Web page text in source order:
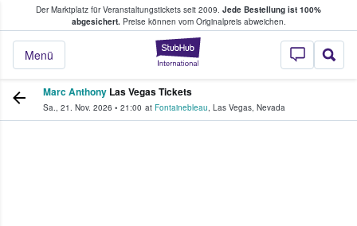
Der Marktplatz für Veranstaltungstickets seit 2009. Jede Bestellung ist 100%
abgesichert.Preise können vom Originalpreis abweichen.
StubHub - Wo
Menü
Tickets kaufen & verkaufen
Marc Anthony Las Vegas Tickets
Sa., 21. Nov. 2026 • 21:00 at Fontainebleau, Las Vegas, Nevada